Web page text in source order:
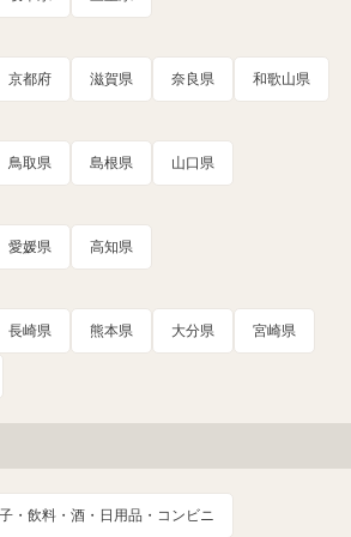
京都府 滋賀県 奈良県 和歌山県
鳥取県 島根県 山口県
愛媛県 高知県
長崎県 熊本県 大分県 宮崎県
・飲料・酒・日用品・コンビニ